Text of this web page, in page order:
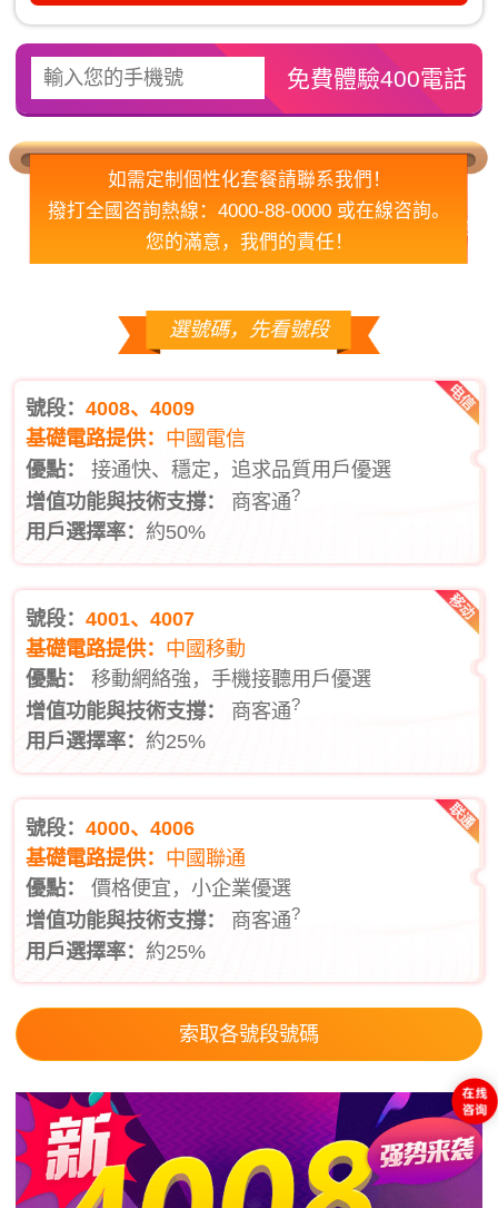
如需定制個性化套餐請聯系我們！
撥打全國咨詢熱線：4000-88-0000 或在線咨詢。
您的滿意，我們的責任！
選號碼，先看號段
號段：4008、4009
基礎電路提供： 中國電信
優點：
接通快、穩定，追求品質用戶優選
增值功能與技術支撐：
商客通?
用戶選擇率： 約50%
號段：4001、4007
基礎電路提供： 中國移動
優點：
移動網絡強，手機接聽用戶優選
增值功能與技術支撐：
商客通?
用戶選擇率： 約25%
號段：4000、4006
基礎電路提供： 中國聯通
優點：
價格便宜，小企業優選
增值功能與技術支撐：
商客通?
用戶選擇率： 約25%
索取各號段號碼